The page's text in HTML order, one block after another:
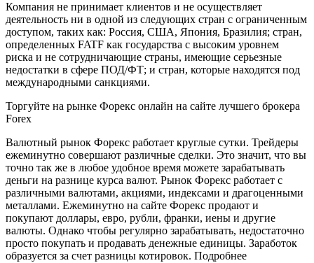
Компания не принимает клиентов и не осуществляет
деятельность ни в одной из следующих стран с ограниченным
доступом, таких как: Россия, США, Япония, Бразилия; стран,
определенных FATF как государства с высоким уровнем
риска и не сотрудничающие страны, имеющие серьезные
недостатки в сфере ПОД/ФТ; и стран, которые находятся под
международными санкциями.
Торгуйте на рынке Форекс онлайн на сайте лучшего брокера
Forex
Валютный рынок Форекс работает круглые сутки. Трейдеры
ежеминутно совершают различные сделки. Это значит, что вы
точно так же в любое удобное время можете зарабатывать
деньги на разнице курса валют. Рынок Форекс работает с
различными валютами, акциями, индексами и драгоценными
металлами. Ежеминутно на сайте Форекс продают и
покупают доллары, евро, рубли, франки, иены и другие
валюты. Однако чтобы регулярно зарабатывать, недостаточно
просто покупать и продавать денежные единицы. Заработок
образуется за счет разницы котировок. Подробнее